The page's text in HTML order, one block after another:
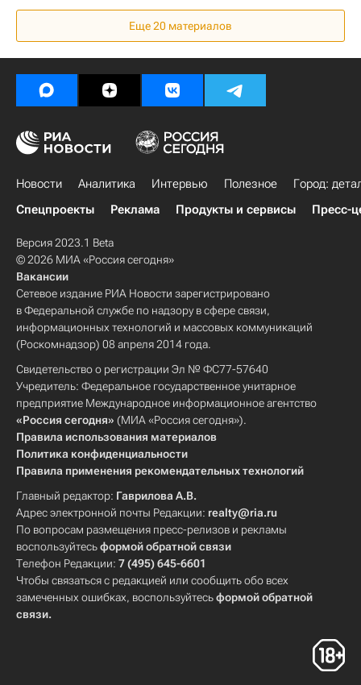
МЧС России (Министерство РФ по делам гражданской обороны, чрезвычайным ситуациям и ликвидации последствий стихийных бедствий)
Еще 20 материалов
Новости Аналитика Интервью Полезное
Город:
Спецпроекты
Реклама Продукты и сервисы Пресс-
Версия 2023.1 Beta
© 2026 МИА «Россия сегодня»
Вакансии
Сетевое издание РИА Новости зарегистрировано
в Федеральной службе по надзору в сфере связи,
информационных технологий и массовых коммуникаций
(Роскомнадзор) 08 апреля 2014 года.
Свидетельство о регистрации Эл № ФС77-57640
Учредитель: Федеральное государственное унитарное
предприятие Международное информационное агентство
«Россия сегодня» (МИА «Россия сегодня»).
Правила использования материалов
Политика конфиденциальности
Правила применения рекомендательных технологий
Главный редактор: Гаврилова А.В.
Адрес электронной почты Редакции: realty@ria.ru
По вопросам размещения пресс-релизов и рекламы
воспользуйтесьформой обратной связи
Телефон Редакции: 7 (495) 645-6601
Чтобы связаться с редакцией или сообщить обо всех
замеченных ошибках, воспользуйтесьформой обратной
связи.